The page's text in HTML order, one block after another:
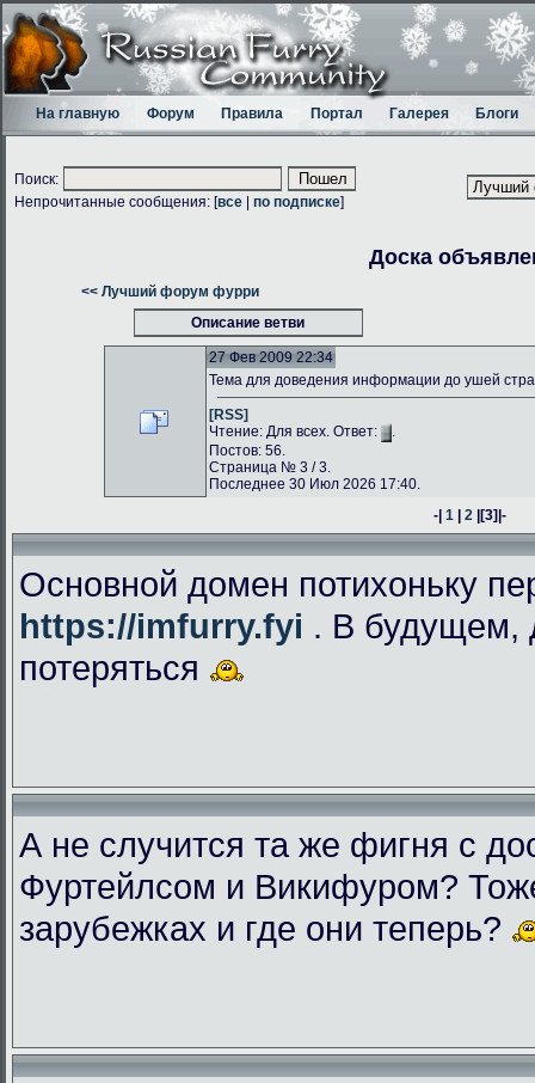
На главную Форум Правила Портал Галерея Блоги
Поиск:
Непрочитанные сообщения: [все по подписке]
Доска
<< Лучший форум фурри
Описание ветви
27 Фев 2009 22:34
Тема для доведения информации до ушей
[RSS]
Чтение: Для всех. Ответ:
.
Постов: 56.
Страница № 3 / 3.
Последнее 30 Июл 2026 17:40.
-|1 |2 |[3]|-
Основной домен потихоньку
https://imfurry.fyi . В будущем,
потеряться
А не случится та же фигня с
Фуртейлсом и Викифуром?
зарубежках и где они теперь?